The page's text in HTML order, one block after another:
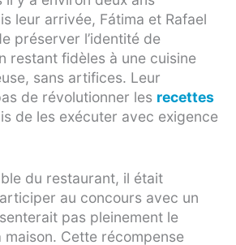
leur arrivée, Fátima et Rafael
préserver l’identité de
restant fidèles à une cuisine
sans artifices. Leur
de révolutionner les recettes
de les exécuter avec exigence
du restaurant, il était
au concours avec un
pas pleinement le
Cette récompense